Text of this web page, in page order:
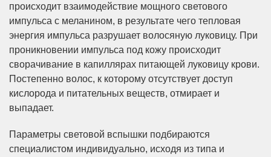
происходит взаимодействие мощного светового
импульса с меланином, в результате чего тепловая
энергия импульса разрушает волосяную луковицу. При
проникновении импульса под кожу происходит
сворачивание в капиллярах питающей луковицу крови.
Постепенно волос, к которому отсутствует доступ
кислорода и питательных веществ, отмирает и
выпадает.
Параметры световой вспышки подбираются
специалистом индивидуально, исходя из типа и